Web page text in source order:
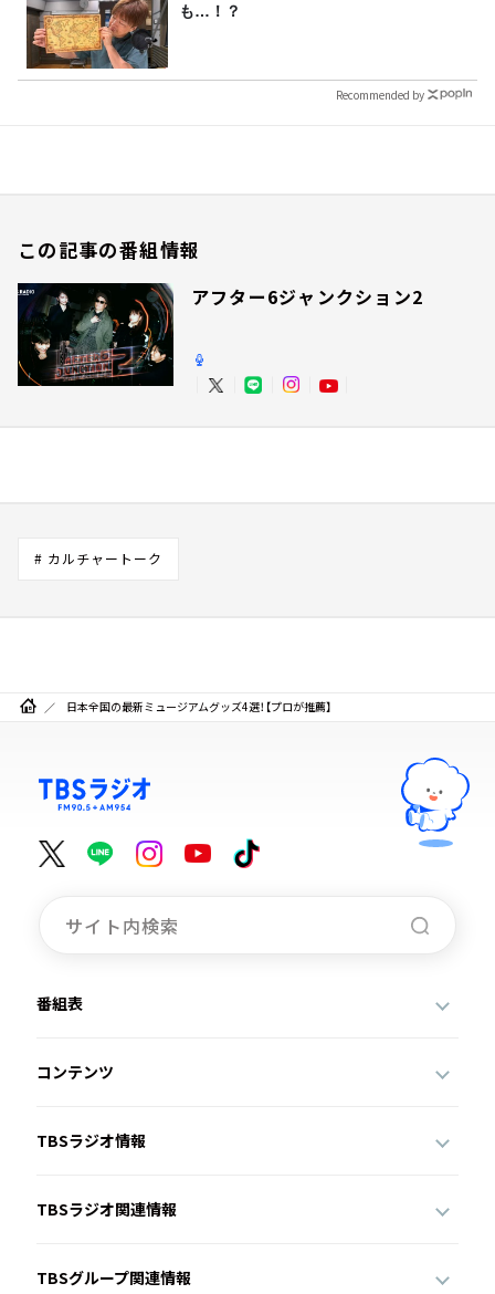
も…！？
Recommended by
この記事の番組情報
アフター6ジャンクション2
# カルチャートーク
日本全国の最新ミュージアムグッズ4選！【プロが推薦】
番組表
コンテンツ
TBSラジオ情報
TBSラジオ関連情報
TBSグループ関連情報